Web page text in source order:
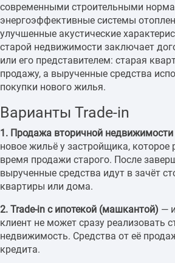
современными строительными
энергоэффективные системы
улучшенные акустические
старой недвижимости заключает
или его представителем: старая
продажу, а вырученные средства
покупки нового жилья.
Варианты Trade-in
1. Продажа вторичной недвижимости
новое жильё у застройщика, которое
время продажи старого. После
вырученные средства идут в зачёт
квартиры или дома.
2. Trade-in с ипотекой (машкантой) —
клиент не может сразу реализовать
недвижимость. Средства от её
кредита.